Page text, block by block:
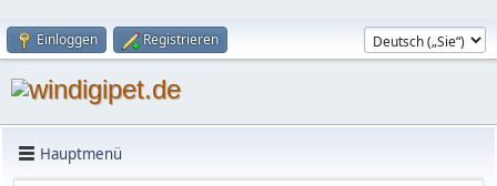
Einloggen Registrieren
Hauptmenü